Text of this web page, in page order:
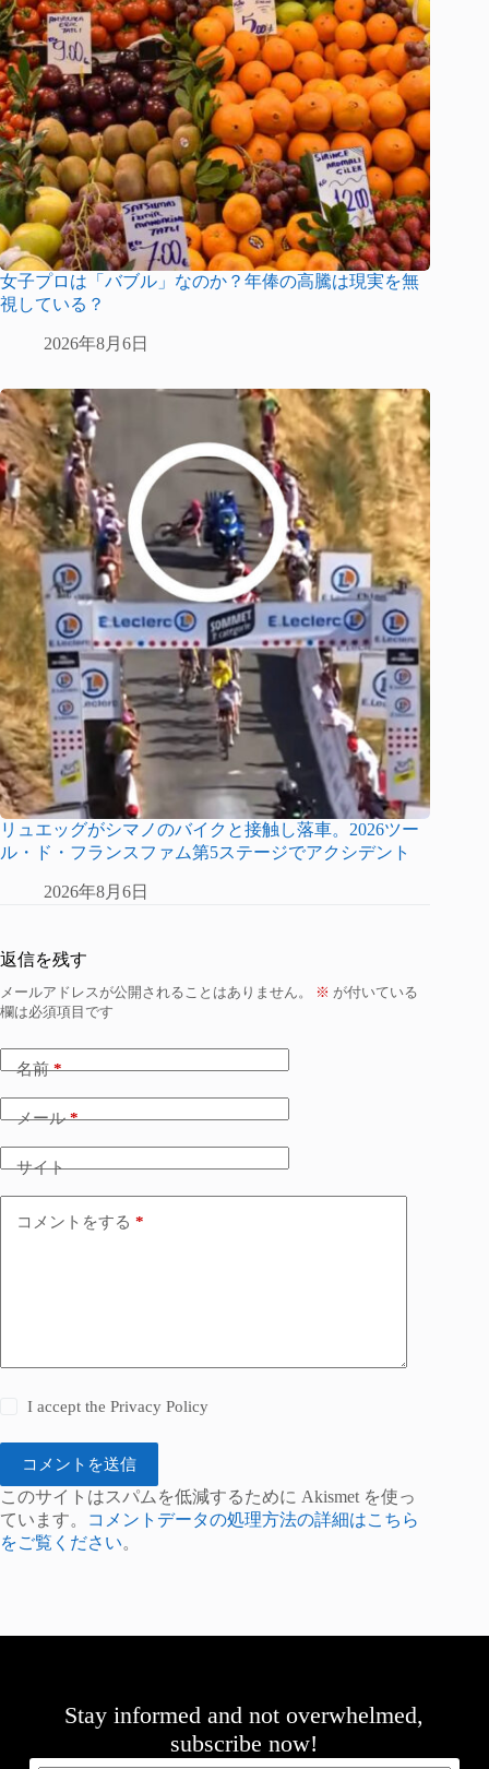
女子プロは「バブル」なのか？年俸の高騰は現実を無
視している？
2026年8月6日
リュエッグがシマノのバイクと接触し落車。2026ツー
ル・ド・フランスファム第5ステージでアクシデント
2026年8月6日
返信を残す
メールアドレスが公開されることはありません。 ※ が付いている
欄は必須項目です
名前*
メール*
サイト
コメントをする *
I accept thePrivacy Policy
コメントを送信
このサイトはスパムを低減するために Akismet を使っ
ています。
コメントデータの処理方法の詳細はこちら
をご覧ください。
Stay informed and not overwhelmed,
subscribe now!